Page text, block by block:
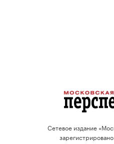
Сетевое издание